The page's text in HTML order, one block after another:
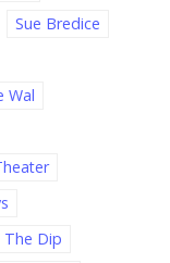
Sue Bredice
Wal
The Dip